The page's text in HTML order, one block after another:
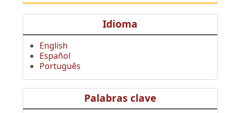
Idioma
English
Español
Português
Palabras clave